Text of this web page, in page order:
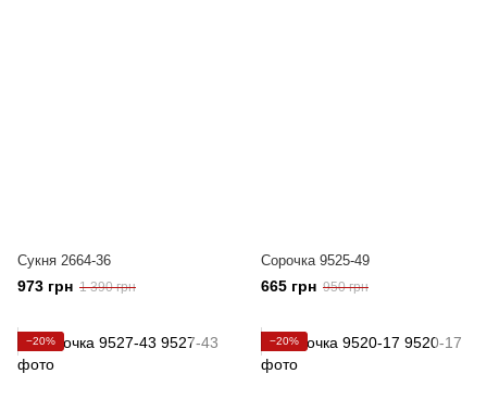
Сукня 2664-36
973 грн 1 390 грн
Сорочка 9525-49
665 грн 950 грн
−20% −20%